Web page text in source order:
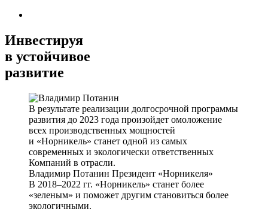
Инвестируя
в устойчивое
развитие
В результате реализации долгосрочной программы
развития до 2023 года произойдет омоложение
всех производственных мощностей
и «Норникель» станет одной из самых
современных и экологически ответственных
Компаний в отрасли.
Владимир Потанин Президент «Норникеля»
В 2018–2022 гг. «Норникель» станет более
«зеленым» и поможет другим становиться более
экологичными.